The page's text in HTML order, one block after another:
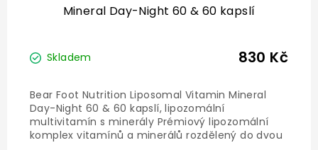
Mineral Day-Night 60 & 60 kapslí
Skladem 830 Kč
Bear Foot Nutrition Liposomal Vitamin Mineral
Day-Night 60 & 60 kapslí, lipozomální
multivitamín s minerály Prémiový lipozomální
komplex vitamínů a minerálů rozdělený do dvou